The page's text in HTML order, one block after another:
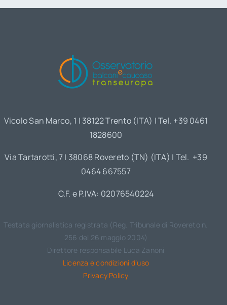
Vicolo San Marco, 1 | 38122 Trento (ITA) | Tel. +39 0461
1828600
Via Tartarotti, 7 | 38068 Rovereto (TN) (ITA) | Tel. +39
0464 667557
C.F. e P.IVA: 02076540224
Testata giornalistica registrata (Reg. Tribunale di Rovereto n.
256 del 26 maggio 2004)
Direttore responsabile Luca Zanoni
Licenza e condizioni d’uso
Privacy Policy